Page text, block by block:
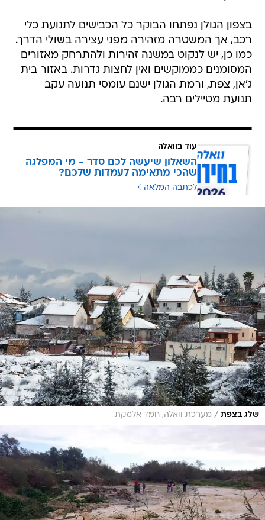
בצפון הגולן נפתחו הבוקר כל הכבישים לתנועת כלי
רכב, אך המשטרה מזהירה מפני עצירה בשולי הדרך.
כמו כן, יש לנקוט במשנה זהירות ולהתרחק מאזורים
המסומנים כממוקשים ואין לחצות גדרות. באזור בית
ג'אן, צפת, ורמת הגולן ישנם עומסי תנועה עקב
תנועת מטיילים רבה.
עוד בוואלה
השאלון שיעשה לכם סדר - מי המפלגה
שהכי מתאימה לעמדות שלכם?
לכתבה המלאה
שלג בצפת / מערכת וואלה, חמד אלמקת